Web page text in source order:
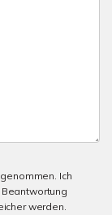
Ich
werden.